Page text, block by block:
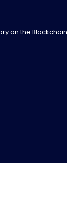
on the Blockchain